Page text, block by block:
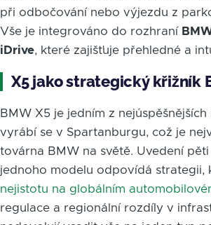
při odbočování nebo výjezdu z
Vše je integrováno do rozhraní
iDrive, které zajišťuje přehledné a
X5 jako strategický křižník
BMW X5 je jedním z
vyrábí se v Spartanburgu, což je
továrna BMW na světě. Uvedení
jednoho modelu odpovídá strategii,
nejistotu na globálním
regulace a regionální rozdíly v